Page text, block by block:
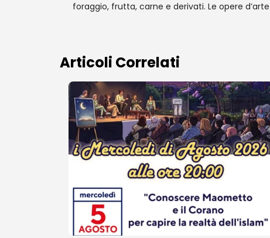
foraggio, frutta, carne e derivati. Le opere
Articoli Correlati